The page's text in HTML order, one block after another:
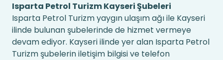
Isparta Petrol Turizm Kayseri Şubeleri
Isparta Petrol Turizm yaygın ulaşım ağı ile Kayseri
ilinde bulunan şubelerinde de hizmet vermeye
devam ediyor. Kayseri ilinde yer alan Isparta Petrol
Turizm şubelerin iletişim bilgisi ve telefon